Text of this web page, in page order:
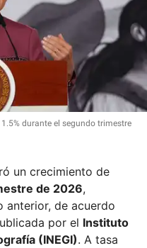
durante el segundo trimestre
un crecimiento de
de 2026,
anterior, de acuerdo
por el Instituto
(INEGI). A tasa